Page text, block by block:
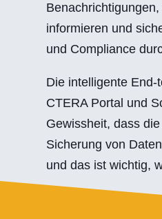
informieren und
und Compliance
Die intelligente
CTERA Portal und
Gewissheit, dass
Sicherung von
und das ist wichtig,